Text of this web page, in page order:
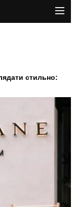
стильно: